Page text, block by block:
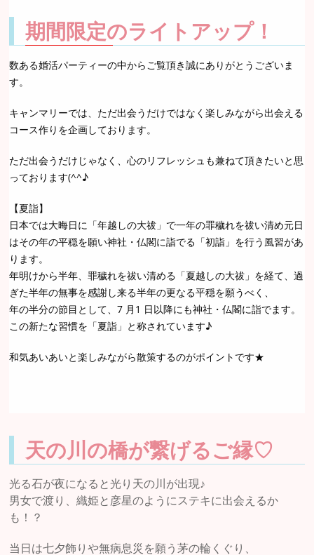
期間限定のライトアップ！
数ある婚活パーティーの中からご覧頂き誠にありがとうございま
す。
キャンマリーでは、ただ出会うだけではなく楽しみながら出会える
コース作りを企画しております。
ただ出会うだけじゃなく、心のリフレッシュも兼ねて頂きたいと思
っております(^^♪
【夏詣】
日本では大晦日に「年越しの大祓」で一年の罪穢れを祓い清め元日
はその年の平穏を願い神社・仏閣に詣でる「初詣」を行う風習があ
ります。
年明けから半年、罪穢れを祓い清める「夏越しの大祓」を経て、過
ぎた半年の無事を感謝し来る半年の更なる平穏を願うべく、
年の半分の節目として、7 月1 日以降にも神社・仏閣に詣でます。
この新たな習慣を「夏詣」と称されています♪
和気あいあいと楽しみながら散策するのがポイントです★
天の川の橋が繋げるご縁♡
光る石が夜になると光り天の川が出現♪
男女で渡り、織姫と彦星のようにステキに出会えるか
も！？
当日は七夕飾りや無病息災を願う茅の輪くぐり、